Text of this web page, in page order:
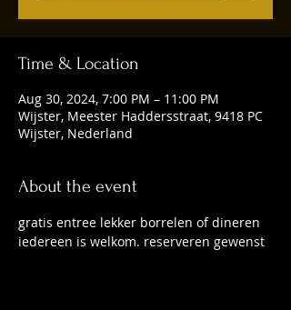
Time & Location
Aug 30, 2024, 7:00 PM – 11:00 PM
Wijster, Meester Haddersstraat, 9418 PC
Wijster, Nederland
About the event
gratis entree lekker borrelen of dineren
iedereen is welkom. reserveren gewenst